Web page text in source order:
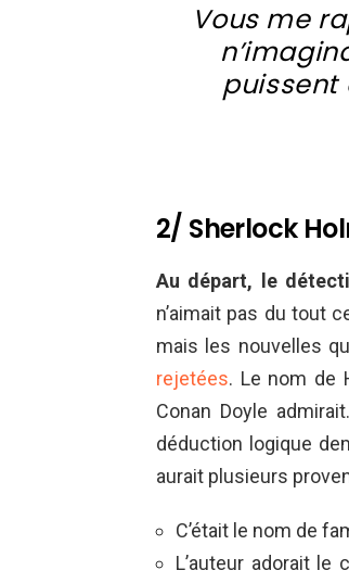
Vous me
puissent
2/ Sherlock
Au départ, le
n’aimait pas du tout
mais les nouvelles
rejetées. Le nom de
Conan Doyle
déduction logique
aurait plusieurs
C’était le nom de
L’auteur adorait